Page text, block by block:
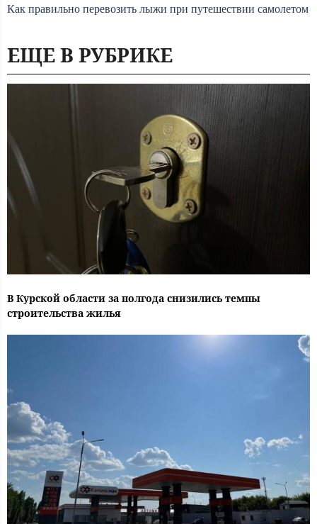
Как правильно перевозить лыжи при путешествии самолетом
ЕЩЕ В РУБРИКЕ
В Курской области за полгода снизились темпы
строительства жилья